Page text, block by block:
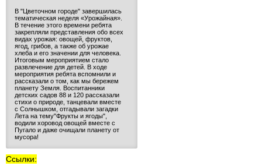
В "Цветочном городе" завершилась
тематическая неделя «Урожайная».
В течение этого времени ребята
закрепляли представления обо всех
видах урожая: овощей, фруктов,
ягод, грибов, а также об урожае
хлеба и его значении для человека.
Итоговым мероприятием стало
развлечение для детей. В ходе
мероприятия ребята вспомнили и
рассказали о том, как мы бережем
планету Земля. Воспитанники
детских садов 88 и 120 рассказали
стихи о природе, танцевали вместе
с Солнышком, отгадывали загадки
Лета на тему"Фрукты и ягоды",
водили хоровод овощей вместе с
Пугало и даже очищали планету от
мусора!
Ссылки: